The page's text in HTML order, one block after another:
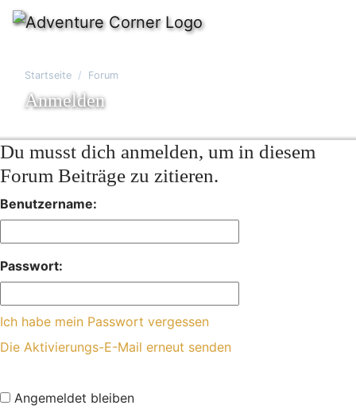
Startseite Forum
Anmelden
Du musst dich anmelden, um in diesem
Forum Beiträge zu zitieren.
Benutzername:
Passwort:
Ich habe mein Passwort vergessen
Die Aktivierungs-E-Mail erneut senden
Angemeldet bleiben